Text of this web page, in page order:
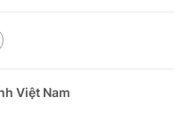
Việt Nam